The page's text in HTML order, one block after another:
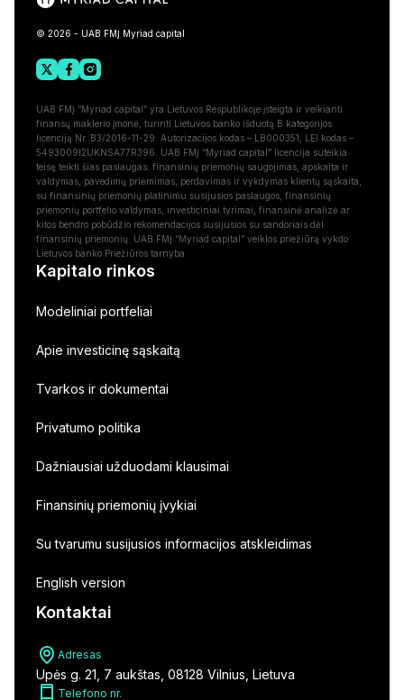
© 2026 - UAB FMĮ Myriad capital
UAB FMĮ “Myriad capital” yra Lietuvos Respublikoje įsteigta ir veikianti
finansų maklerio įmonė, turinti Lietuvos banko išduotą B kategorijos
licenciją Nr.:B3/2016-11-29. Autorizacijos kodas – LB000351, LEI kodas –
5493009I2UKNSA77R396. UAB FMĮ “Myriad capital” licencija suteikia
teisę teikti šias paslaugas: finansinių priemonių saugojimas, apskaita ir
valdymas, pavedimų priėmimas, perdavimas ir vykdymas klientų sąskaita,
su finansinių priemonių platinimu susijusios paslaugos, finansinių
priemonių portfelio valdymas, investiciniai tyrimai, finansinė analizė ar
kitos bendro pobūdžio rekomendacijos susijusios su sandoriais dėl
finansinių priemonių. UAB FMĮ “Myriad capital” veiklos priežiūrą vykdo
Lietuvos banko Priežiūros tarnyba.
Kapitalo rinkos
Modeliniai portfeliai
Apie investicinę sąskaitą
Tvarkos ir dokumentai
Privatumo politika
Dažniausiai užduodami klausimai
Finansinių priemonių įvykiai
Su tvarumu susijusios informacijos atskleidimas
English version
Kontaktai
Adresas
Upės g. 21, 7 aukštas, 08128 Vilnius, Lietuva
Telefono nr.